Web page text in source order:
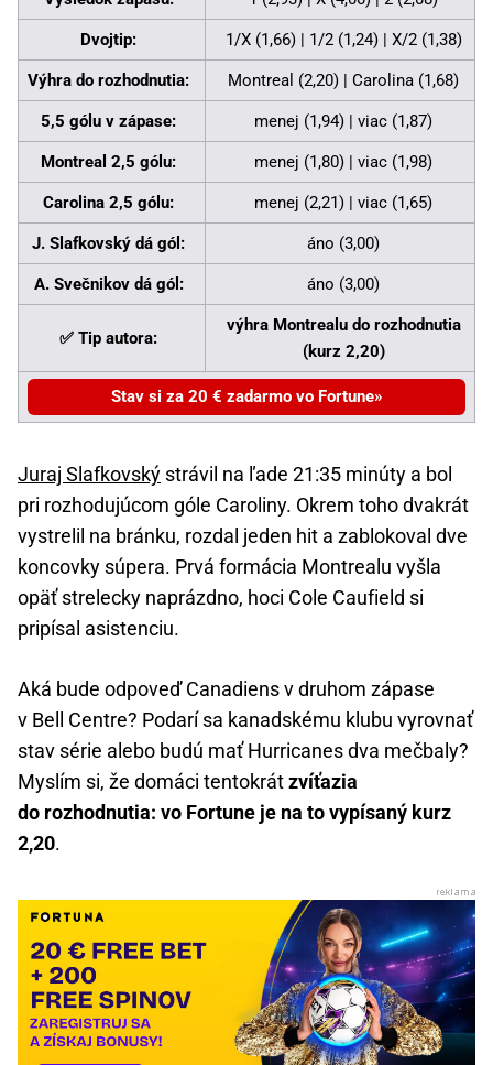
Dvojtip: 1/X (1,66) | 1/2 (1,24) | X/2 (1,38)
Výhra do rozhodnutia: Montreal (2,20) | Carolina (1,68)
5,5 gólu v zápase: menej (1,94) | viac (1,87)
Montreal 2,5 gólu: menej (1,80) | viac (1,98)
Carolina 2,5 gólu: menej (2,21) | viac (1,65)
J. Slafkovský dá gól: áno (3,00)
A. Svečnikov dá gól: áno (3,00)
✅ Tip autora:
výhra Montrealu do rozhodnutia
(kurz 2,20)
Stav si za 20 € zadarmo vo Fortune
Juraj Slafkovský strávil na ľade 21:35 minúty a bol
pri rozhodujúcom góle Caroliny. Okrem toho dvakrát
vystrelil na bránku, rozdal jeden hit a zablokoval dve
koncovky súpera. Prvá formácia Montrealu vyšla
opäť strelecky naprázdno, hoci Cole Caufield si
pripísal asistenciu.
Aká bude odpoveď Canadiens v druhom zápase
v Bell Centre? Podarí sa kanadskému klubu vyrovnať
stav série alebo budú mať Hurricanes dva mečbaly?
Myslím si, že domáci tentokrátzvíťazia
do rozhodnutia: vo Fortune je na to vypísaný kurz
2,20.